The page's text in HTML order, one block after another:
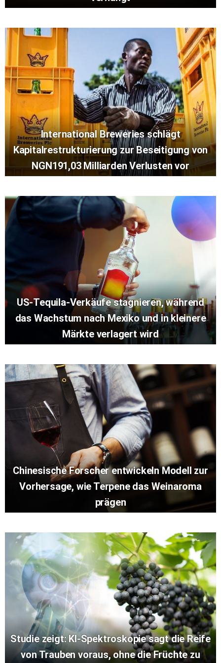
International Breweries schlägt
Kapitalrestrukturierung zur Beseitigung von
NGN191,03 Milliarden Verlusten vor
US-Tequila-Verkäufe stagnieren, während
das Wachstum nach Mexiko und in kleinere
Märkte verlagert wird
Chinesische Forscher entwickeln Modell zur
Vorhersage, wie Terpene das Weinaroma
prägen
Studie zeigt: KI-Spektroskopie sagt die Reife
von Trauben voraus, ohne die Früchte zu